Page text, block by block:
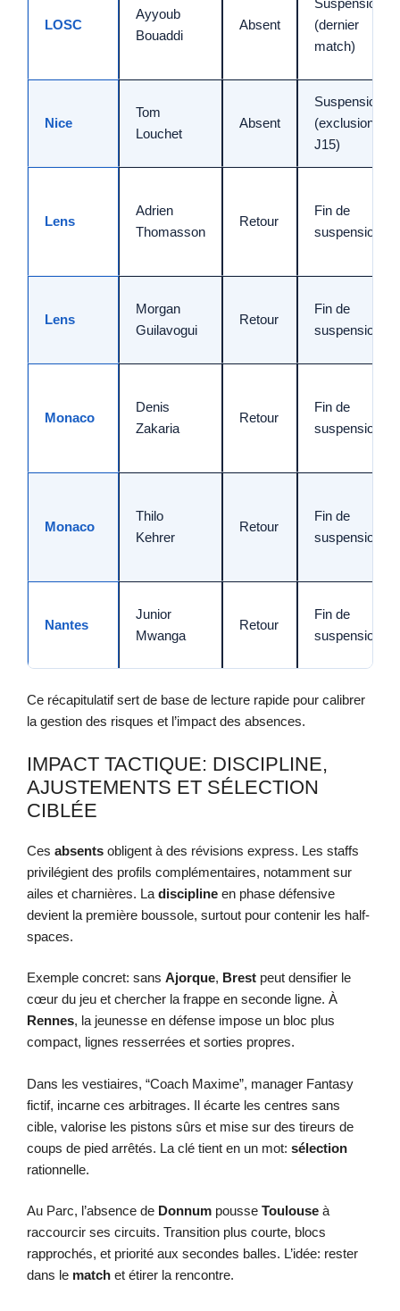
LOSC
Ayyoub
Bouaddi
Absent
Suspension
(dernier
match)
Nice
Tom
Louchet
Absent
Suspension
(exclusion
J15)
Lens
Adrien
Thomasson
Retour
Fin de
suspension
Lens
Morgan
Guilavogui
Retour
Fin de
suspension
Monaco
Denis
Zakaria
Retour
Fin de
suspension
Monaco
Thilo
Kehrer
Retour
Fin de
suspension
Nantes
Junior
Mwanga
Retour
Fin de
suspension
Ce récapitulatif sert de base de lecture rapide pour calibrer
la gestion des risques et l’impact des absences.
IMPACT TACTIQUE: DISCIPLINE,
AJUSTEMENTS ET SÉLECTION
CIBLÉE
Ces absents obligent à des révisions express. Les staffs
privilégient des profils complémentaires, notamment sur
ailes et charnières. La discipline en phase défensive
devient la première boussole, surtout pour contenir les half-
spaces.
Exemple concret: sans Ajorque, Brest peut densifier le
cœur du jeu et chercher la frappe en seconde ligne. À
Rennes, la jeunesse en défense impose un bloc plus
compact, lignes resserrées et sorties propres.
Dans les vestiaires, “Coach Maxime”, manager Fantasy
fictif, incarne ces arbitrages. Il écarte les centres sans
cible, valorise les pistons sûrs et mise sur des tireurs de
coups de pied arrêtés. La clé tient en un mot: sélection
rationnelle.
Au Parc, l’absence de Donnum pousse Toulouse à
raccourcir ses circuits. Transition plus courte, blocs
rapprochés, et priorité aux secondes balles. L’idée: rester
dans le match et étirer la rencontre.